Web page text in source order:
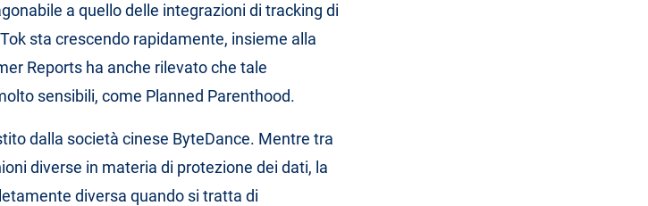
a quello delle integrazioni di tracking di
sta crescendo rapidamente, insieme alla
Reports ha anche rilevato che tale
sensibili, come Planned Parenthood.
dalla società cinese ByteDance. Mentre tra
diverse in materia di protezione dei dati, la
diversa quando si tratta di